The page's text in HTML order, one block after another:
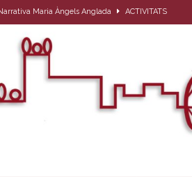
Maria Àngels Anglada ACTIVITATS
que el proper curs farà 1r d’ESO
futur i… present ACTIVITATS